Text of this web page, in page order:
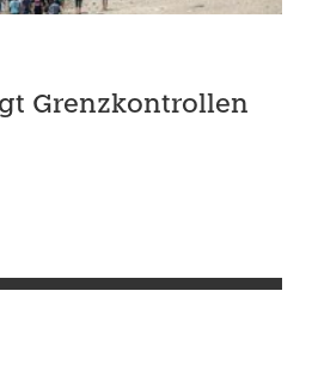
Grenzkontrollen